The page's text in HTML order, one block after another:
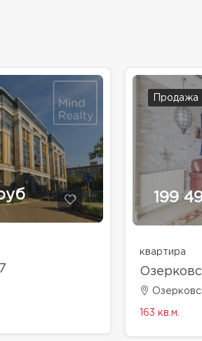
Продажа
199
квартира
163 кв.м.